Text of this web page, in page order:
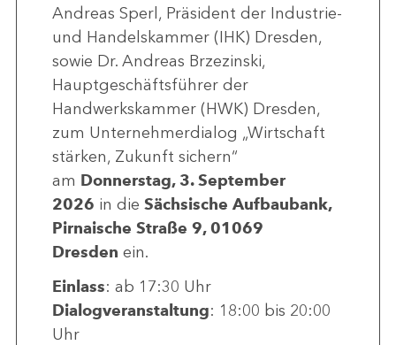
Andreas Sperl, Präsident der Industrie-
und Handelskammer (IHK) Dresden,
sowie Dr. Andreas Brzezinski,
Hauptgeschäftsführer der
Handwerkskammer (HWK) Dresden,
zum Unternehmerdialog „Wirtschaft
stärken, Zukunft sichern“
am Donnerstag, 3. September
2026 in die Sächsische Aufbaubank,
Pirnaische Straße 9, 01069
Dresden ein.
Einlass: ab 17:30 Uhr
Dialogveranstaltung: 18:00 bis 20:00
Uhr